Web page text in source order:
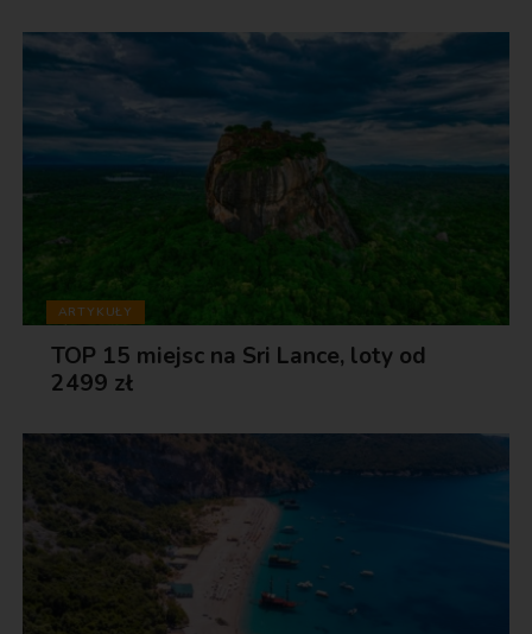
ARTYKUŁY
TOP 15 miejsc na Sri Lance, loty od
2499 zł